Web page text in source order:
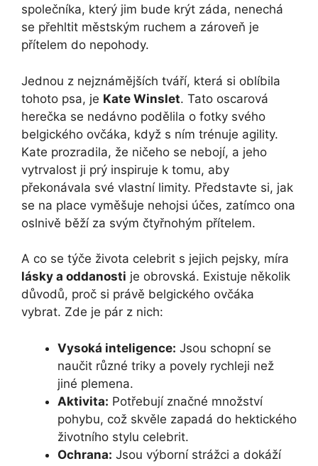
společníka, ​který jim bude krýt záda,‍ nenechá⁤
se přehltit městským⁢ ruchem a zároveň⁣ je
přítelem do nepohody.
Jednou z nejznámějších tváří, která si oblíbila
tohoto ⁤psa, je Kate Winslet. Tato oscarová
⁢herečka se ⁤nedávno podělila o‍ fotky svého
belgického ‍ovčáka, když s ním trénuje agility.
⁢Kate prozradila, že‌ ničeho se nebojí, a jeho
‍vytrvalost ​ji prý inspiruje k tomu, aby
překonávala své ‍vlastní limity. Představte ⁣si, jak
se na​ place vyměšuje nehojsi účes, zatímco ona
oslnivě běží za svým čtyřnohým přítelem.
A co se⁣ týče života celebrit s jejich pejsky, míra⁢
lásky a‍ oddanosti je ⁤obrovská. Existuje několik
důvodů, proč si právě belgického ovčáka
vybrat. Zde je pár z nich:
Vysoká inteligence: ​Jsou schopní se
naučit různé ‌triky a povely rychleji než
jiné plemena.
Aktivita: Potřebují značné množství
pohybu,⁤ což ⁣skvěle zapadá do hektického
životního stylu⁢ celebrit.
Ochrana: Jsou⁤ výborní strážci a⁤ dokáží